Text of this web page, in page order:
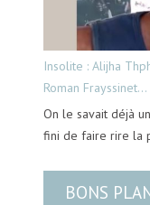
Insolite : Alijha
Roman
On le savait déjà
fini de faire rire la
BONS